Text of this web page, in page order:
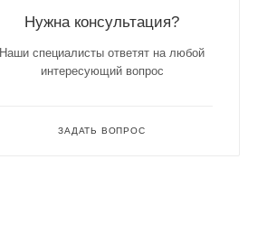
Нужна консультация?
Наши специалисты ответят на любой
интересующий вопрос
ЗАДАТЬ ВОПРОС